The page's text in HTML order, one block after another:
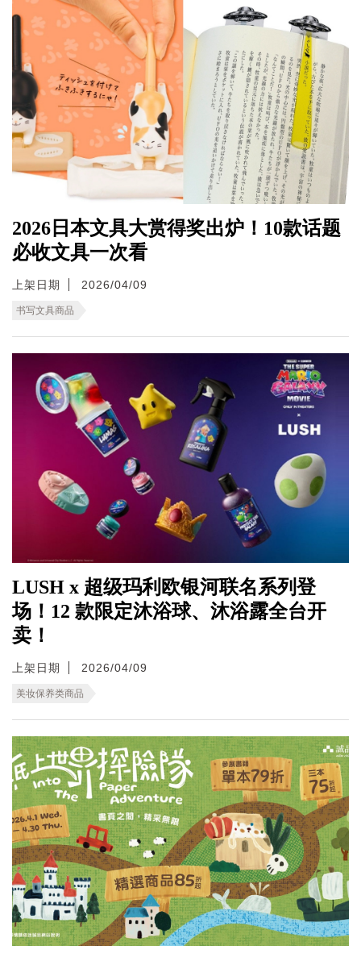
2026日本文具大赏得奖出炉！10款话题
必收文具一次看
上架日期 2026/04/09
书写文具商品
LUSH x 超级玛利欧银河联名系列登
场！12 款限定沐浴球、沐浴露全台开
卖！
上架日期 2026/04/09
美妆保养类商品